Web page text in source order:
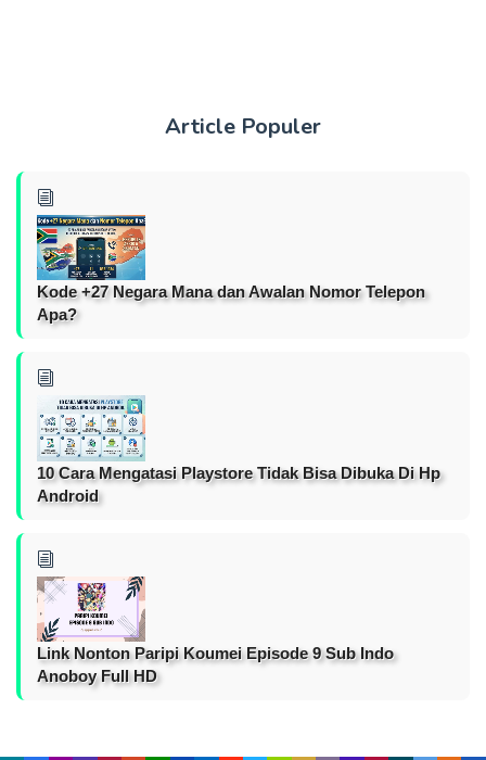
Article Populer
Kode +27 Negara Mana dan Awalan Nomor Telepon
Apa?
10 Cara Mengatasi Playstore Tidak Bisa Dibuka Di Hp
Android
Link Nonton Paripi Koumei Episode 9 Sub Indo
Anoboy Full HD